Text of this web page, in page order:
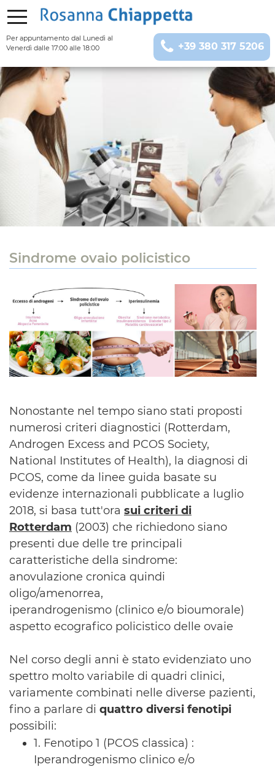
Per appuntamento dal Lunedì al
Venerdì dalle 17:00 alle 18:00
+39 380 317 5206
Sindrome ovaio policistico
Nonostante nel tempo siano stati proposti
numerosi criteri diagnostici (Rotterdam,
Androgen Excess and PCOS Society,
National Institutes of Health), la diagnosi di
PCOS, come da linee guida basate su
evidenze internazionali pubblicate a luglio
2018, si basa tutt'ora sui criteri di
Rotterdam (2003) che richiedono siano
presenti due delle tre principali
caratteristiche della sindrome:
anovulazione cronica quindi
oligo/amenorrea,
iperandrogenismo (clinico e/o bioumorale)
aspetto ecografico policistico delle ovaie
Nel corso degli anni è stato evidenziato uno
spettro molto variabile di quadri clinici,
variamente combinati nelle diverse pazienti,
fino a parlare di quattro diversi fenotipi
possibili:
1. Fenotipo 1 (PCOS classica) :
Iperandrogenismo clinico e/o